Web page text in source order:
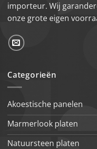
importeur. Wij
onze grote eigen
Categorieën
Akoestische panelen
Marmerlook platen
Natuursteen platen